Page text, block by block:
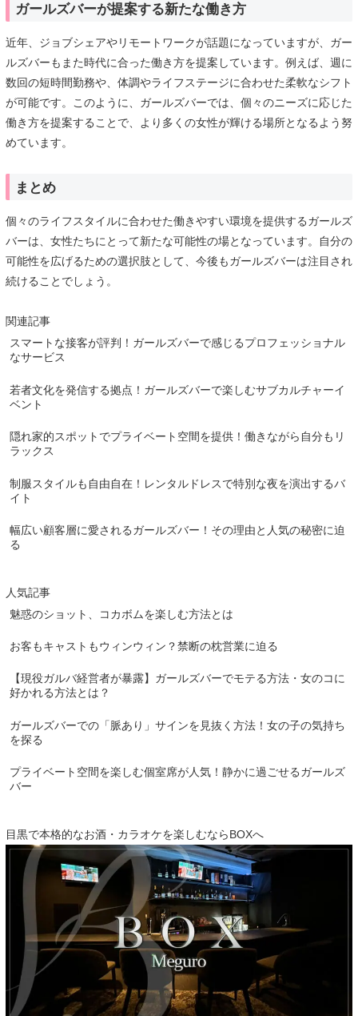
ガールズバーが提案する新たな働き方
近年、ジョブシェアやリモートワークが話題になっていますが、ガー
ルズバーもまた時代に合った働き方を提案しています。例えば、週に
数回の短時間勤務や、体調やライフステージに合わせた柔軟なシフト
が可能です。このように、ガールズバーでは、個々のニーズに応じた
働き方を提案することで、より多くの女性が輝ける場所となるよう努
めています。
まとめ
個々のライフスタイルに合わせた働きやすい環境を提供するガールズ
バーは、女性たちにとって新たな可能性の場となっています。自分の
可能性を広げるための選択肢として、今後もガールズバーは注目され
続けることでしょう。
関連記事
スマートな接客が評判！ガールズバーで感じるプロフェッショナル
なサービス
若者文化を発信する拠点！ガールズバーで楽しむサブカルチャーイ
ベント
隠れ家的スポットでプライベート空間を提供！働きながら自分もリ
ラックス
制服スタイルも自由自在！レンタルドレスで特別な夜を演出するバ
イト
幅広い顧客層に愛されるガールズバー！その理由と人気の秘密に迫
る
人気記事
魅惑のショット、コカボムを楽しむ方法とは
お客もキャストもウィンウィン？禁断の枕営業に迫る
【現役ガルバ経営者が暴露】ガールズバーでモテる方法・女のコに
好かれる方法とは？
ガールズバーでの「脈あり」サインを見抜く方法！女の子の気持ち
を探る
プライベート空間を楽しむ個室席が人気！静かに過ごせるガールズ
バー
目黒で本格的なお酒・カラオケを楽しむならBOXへ